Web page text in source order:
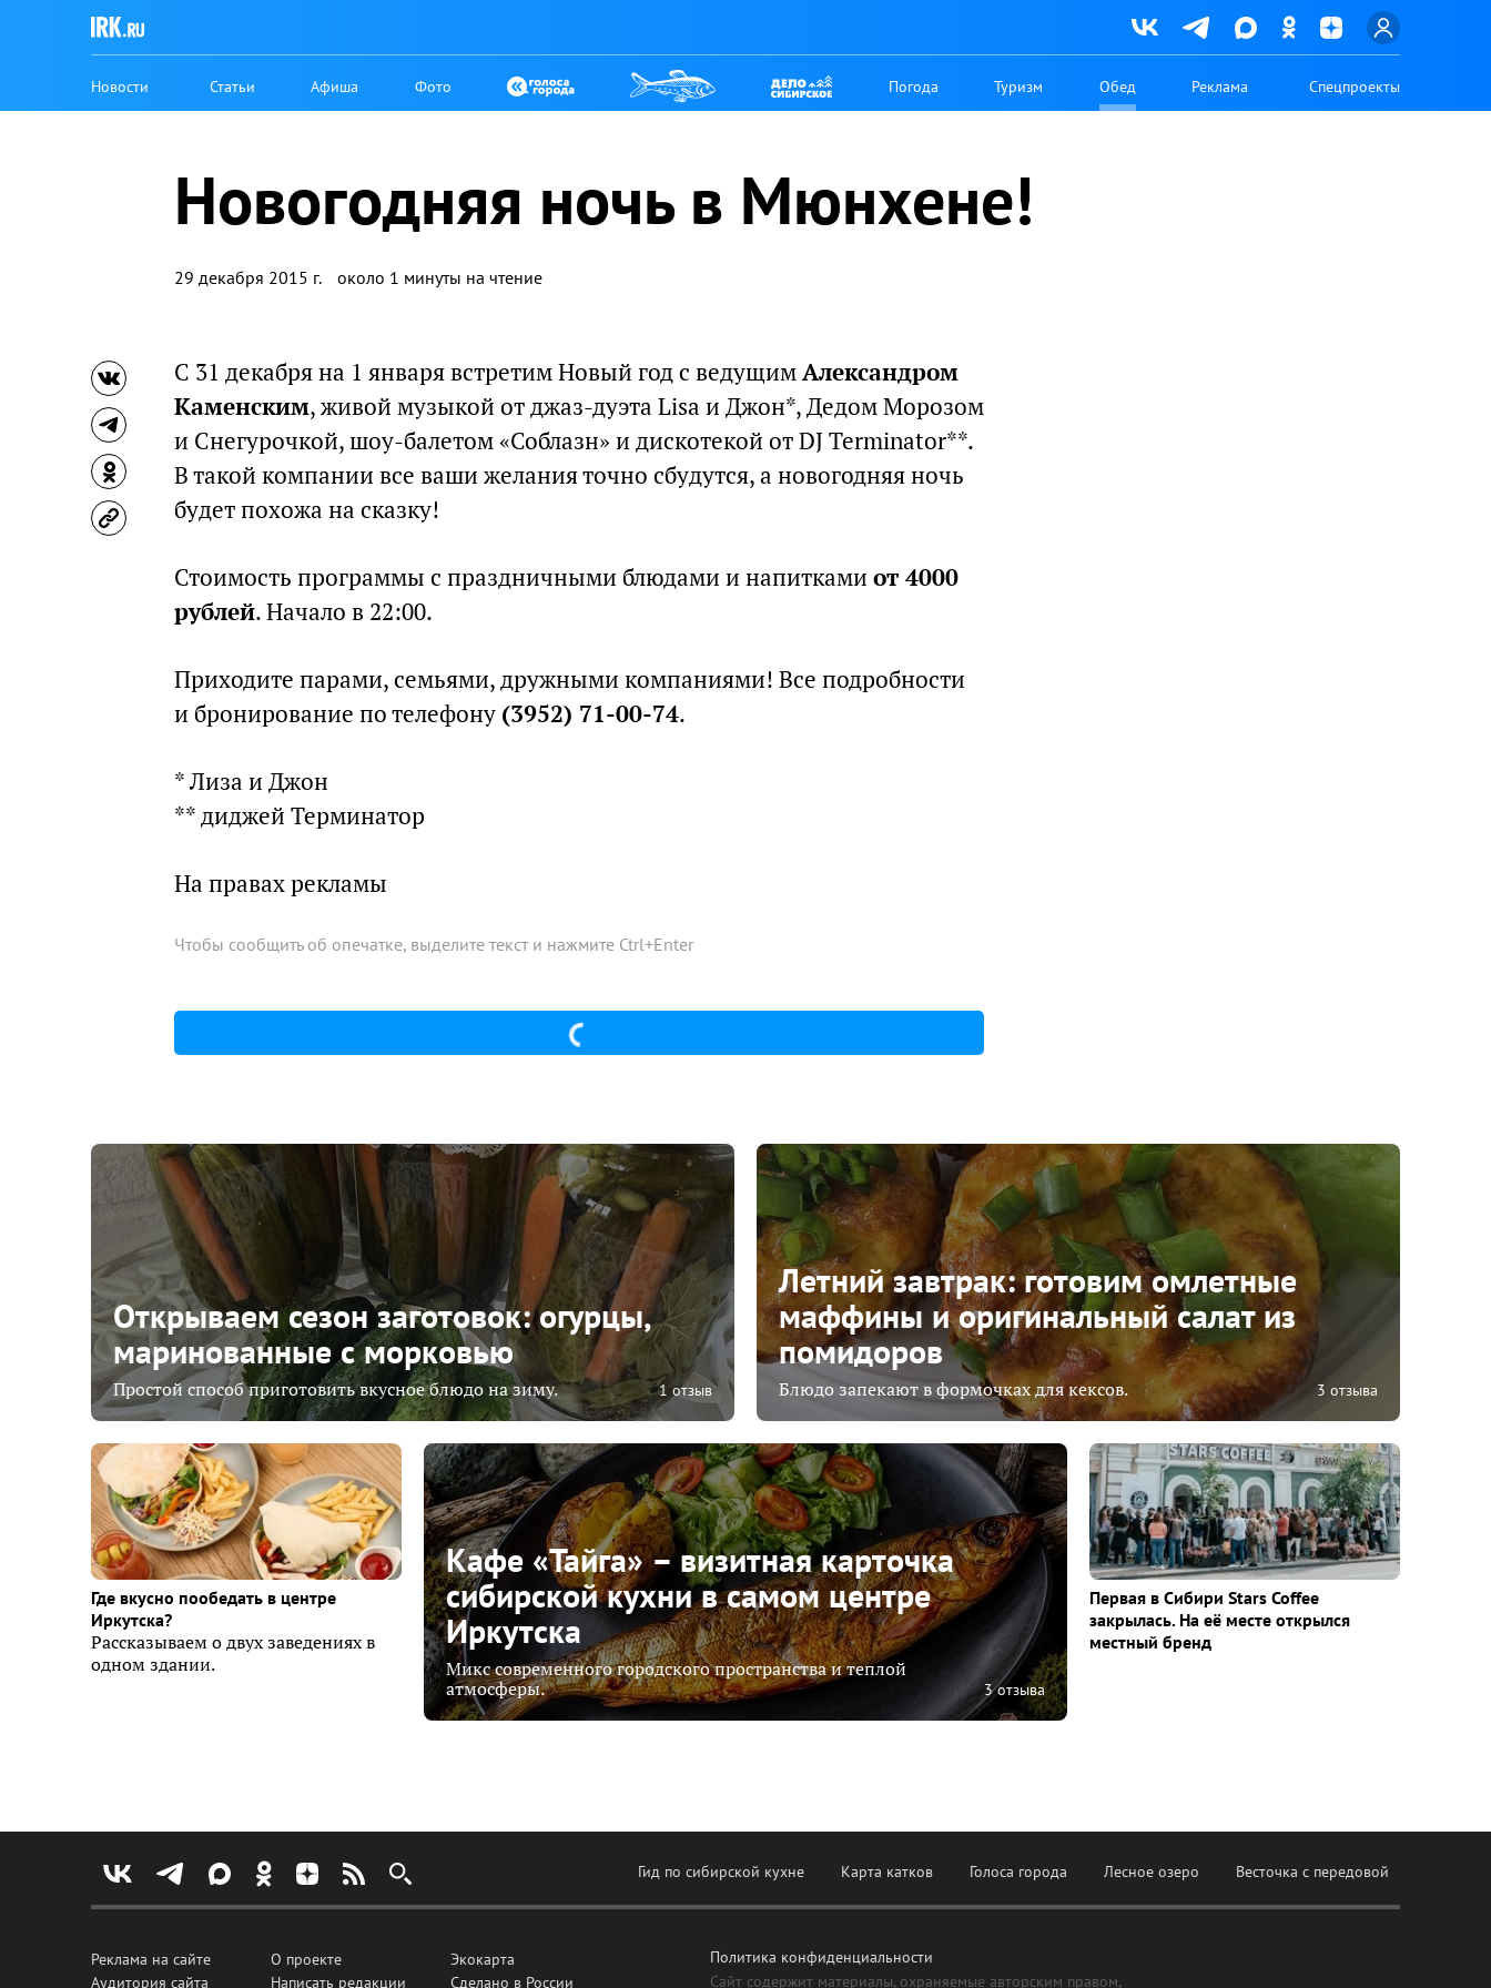
Новости Статьи Афиша Фото Погода Туризм Обед Реклама Спецпроекты
Новогодняя ночь в Мюнхене!
29 декабря 2015 г. около 1 минуты на чтение
С 31 декабря на 1 января встретим Новый год с ведущимАлександром
Каменским, живой музыкой от джаз-дуэта Lisa и Джон*, Дедом Морозом
и Снегурочкой, шоу-балетом «Соблазн» и дискотекой от DJ Terminator**.
В такой компании все ваши желания точно сбудутся, а новогодняя ночь
будет похожа на сказку!
Стоимость программы с праздничными блюдами и напитками от 4000
рублей. Начало в 22:00.
Приходите парами, семьями, дружными компаниями! Все подробности
и бронирование по телефону (3952) 71-00-74.
* Лиза и Джон
** диджей Терминатор
На правах рекламы
Чтобы сообщить об опечатке, выделите текст и нажмите Ctrl+Enter
Открываем сезон заготовок: огурцы,
маринованные с морковью
Простой способ приготовить вкусное блюдо на зиму. 1 отзыв
Летний завтрак: готовим омлетные
маффины и оригинальный салат из
помидоров
Блюдо запекают в формочках для кексов. 3 отзыва
Где вкусно пообедать в центре
Иркутска?
Рассказываем о двух заведениях в
одном здании.
Кафе «Тайга» – визитная карточка
сибирской кухни в самом центре
Иркутска
Микс современного городского пространства и теплой
атмосферы.
3 отзыва
Первая в Сибири Stars Coffee
закрылась. На её месте открылся
местный бренд
Гид по сибирской кухне Карта катков Голоса города Лесное озеро Весточка с передовой
Реклама на сайте
Аудитория сайта
О проекте
Написать редакции
Экокарта
Сделано в России
Политика конфиденциальности
Сайт содержит материалы, охраняемые авторским правом,